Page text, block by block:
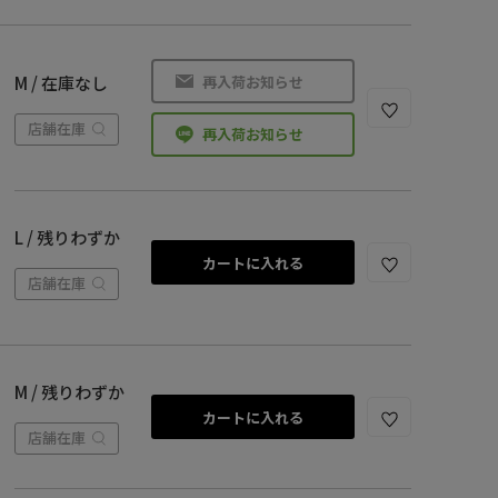
M / 在庫なし
店舗在庫
再入荷お知らせ
再入荷お知らせ
L / 残りわずか
店舗在庫
カートに入れる
M / 残りわずか
店舗在庫
カートに入れる